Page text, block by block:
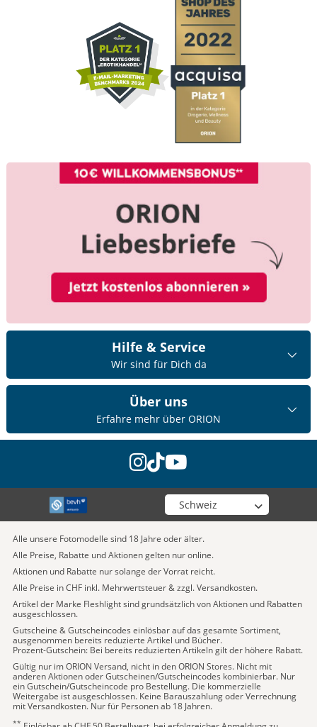
Hilfe & Service
Wir sind für Dich da
Über uns
Erfahre mehr über ORION
instagram
tiktok
youtube
Wähle deinen Shop
Alle unsere Fotomodelle sind 18 Jahre oder älter.
Alle Preise, Rabatte und Aktionen gelten nur online.
Aktionen und Rabatte nur solange der Vorrat reicht.
Alle Preise in CHF inkl. Mehrwertsteuer & zzgl. Versandkosten.
Artikel der Marke Fleshlight sind grundsätzlich von Aktionen und Rabatten
ausgeschlossen.
Gutscheine & Gutscheincodes einlösbar auf das gesamte Sortiment,
ausgenommen bereits reduzierte Artikel und Bücher.
Prozent-Gutschein: Bei bereits reduzierten Artikeln gilt der höhere Rabatt.
Gültig nur im ORION Versand, nicht in den ORION Stores. Nicht mit
anderen Aktionen oder Gutscheinen/Gutscheincodes kombinierbar. Nur
ein Gutschein/Gutscheincode pro Bestellung. Die kommerzielle
Weitergabe ist ausgeschlossen. Keine Barauszahlung oder Verrechnung
mit Versandkosten. Nur für Personen ab 18 Jahren.
**